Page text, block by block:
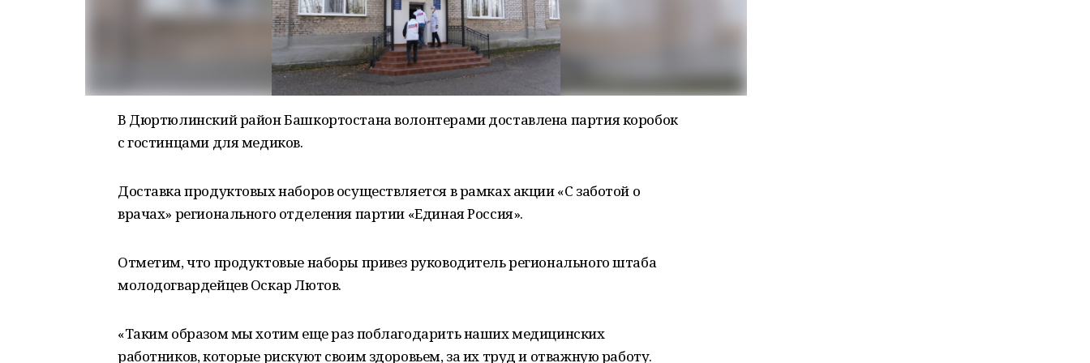
В Дюртюлинский район Башкортостана волонтерами доставлена партия коробок
с гостинцами для медиков.
Доставка продуктовых наборов осуществляется в рамках акции «С заботой о
врачах» регионального отделения партии «Единая Россия».
Отметим, что продуктовые наборы привез руководитель регионального штаба
молодогвардейцев Оскар Лютов.
«Таким образом мы хотим еще раз поблагодарить наших медицинских
работников, которые рискуют своим здоровьем, за их труд и отважную работу.